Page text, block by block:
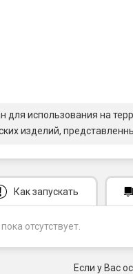
для использования на
изделий,
Как запускать
отсутствует.
Если у Вас